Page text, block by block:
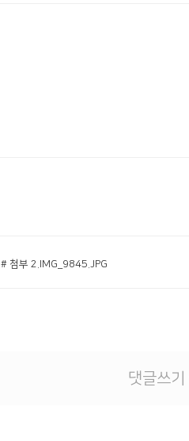
# 첨부 2.IMG_9845.JPG
댓글쓰